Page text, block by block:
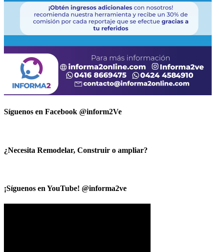
Síguenos en Facebook @inform2Ve
¿Necesita Remodelar, Construir o ampliar?
¡Síguenos en YouTube! @informa2ve